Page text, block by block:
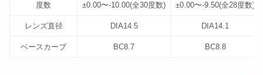
度数 ±0.00〜-10.00(全30度数) ±0.00〜-9.50(全28度数)
レンズ直径 DIA14.5 DIA14.1
ベースカーブ BC8.7 BC8.8